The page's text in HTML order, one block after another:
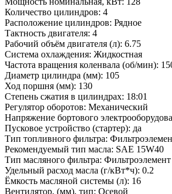
Количество цилиндров: 4
Расположение цилиндров: Рядное
Тактность двигателя: 4
Рабочий объём двигателя (л): 6.75
Система охлаждения: Жидкостная
Частота вращения коленвала (об/мин):
Диаметр цилиндра (мм): 105
Ход поршня (мм): 130
Степень сжатия в цилиндрах: 18:01
Регулятор оборотов: Механический
Напряжение бортового
Пусковое устройство (стартер): да
Тип топливного фильтра:
Рекомендуемый тип масла: SAE 15W40
Тип масляного фильтра:
Удельный расход масла (г/кВт*ч): 0.2
Ёмкость масляной системы (л): 16
Вентилятор, (мм), тип: Осевой